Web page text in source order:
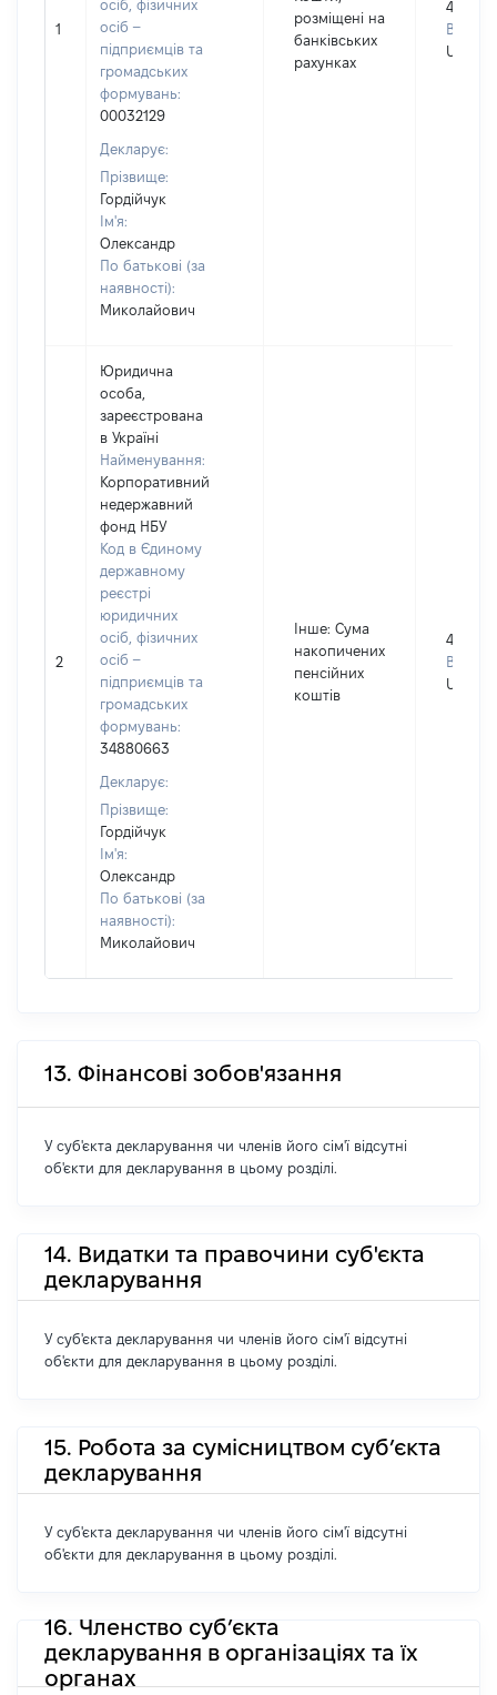
1
осіб, фізичних
осіб –
підприємців та
громадських
формувань:
00032129
Декларує:
Прізвище:
Гордійчук
Ім'я:
Олександр
По батькові (за
наявності):
Миколайович
розміщені на
банківських
рахунках
424349
UAH
2
Юридична
особа,
зареєстрована
в Україні
Найменування:
Корпоративний
недержавний
фонд НБУ
Код в Єдиному
державному
реєстрі
юридичних
осіб, фізичних
осіб –
підприємців та
громадських
формувань:
34880663
Декларує:
Прізвище:
Гордійчук
Ім'я:
Олександр
По батькові (за
наявності):
Миколайович
Інше: Сума
накопичених
пенсійних
коштів
426789
UAH
13. Фінансові зобов'язання
У суб'єкта декларування чи членів його сім'ї відсутні
об'єкти для декларування в цьому розділі.
14. Видатки та правочини суб'єкта
декларування
У суб'єкта декларування чи членів його сім'ї відсутні
об'єкти для декларування в цьому розділі.
15. Робота за сумісництвом суб’єкта
декларування
У суб'єкта декларування чи членів його сім'ї відсутні
об'єкти для декларування в цьому розділі.
16. Членство суб’єкта
декларування в організаціях та їх
органах